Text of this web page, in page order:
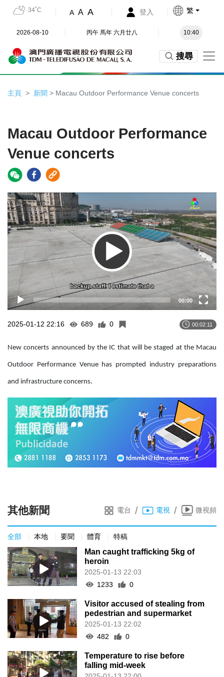
34˚C A A A 登入 繁
2026-08-10 丙午 馬年 六月廿八 10:40
搜尋
主頁 新聞 > Macau Outdoor Performance Venue concerts
Macau Outdoor Performance
Venue concerts
Video
Player
00:00
2025-01-12 22:16 689 0 00:02:11
New concerts announced by the IC that will be staged at the Macau
Outdoor Performance Venue has prompted industry preparations
and infrastructure concerns.
其他新聞 電台 / 電視 / 微視頻
全部 本地 要聞 體育 特稿
Man caught trafficking 5kg of
heroin
2025-01-13 22:03
1233
0
Visitor accused of stealing from
pedestrian and supermarket
2025-01-13 22:02
482
0
Temperature to rise before
falling mid-week